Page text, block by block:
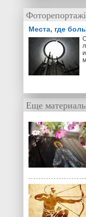
Места, где
Еще